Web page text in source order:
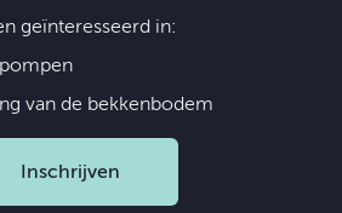
geïnteresseerd in:
van de bekkenbodem
Inschrijven